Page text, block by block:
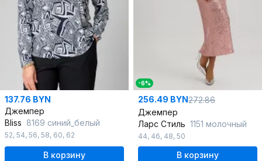
137.76 BYN
Джемпер
Bliss 8169 синий_белый
52, 54, 56, 58, 60, 62
В корзину
-6%
256.49 BYN272.86
Джемпер
Ларс Стиль 1151 молочный
44, 46, 48, 50
В корзину